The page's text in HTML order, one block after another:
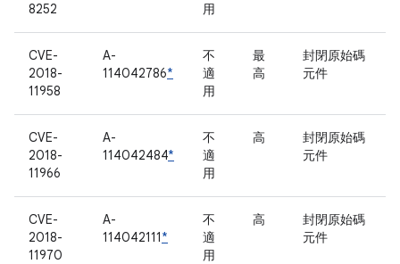
8252
用
CVE-
2018-
11958
A-
114042786*
不
適
用
最
高
封閉原始碼
元件
CVE-
2018-
11966
A-
114042484*
不
適
用
高
封閉原始碼
元件
CVE-
2018-
11970
A-
114042111*
不
適
用
高
封閉原始碼
元件